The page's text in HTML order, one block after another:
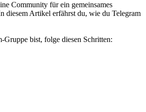
Community für ein gemeinsames
diesem Artikel erfährst du, wie du Telegram
bist, folge diesen Schritten: